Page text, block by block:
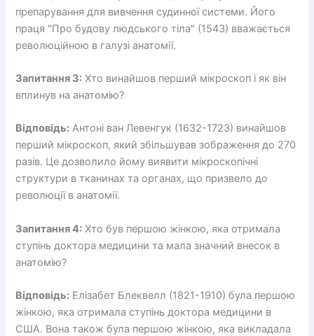
препарування для вивчення судинної системи. Його
праця "Про будову людського тіла" (1543) вважається
революційною в галузі анатомії.
Запитання 3: Хто винайшов перший мікроскоп і як він
вплинув на анатомію?
Відповідь: Антоні ван Левенгук (1632-1723) винайшов
перший мікроскоп, який збільшував зображення до 270
разів. Це дозволило йому виявити мікроскопічні
структури в тканинах та органах, що призвело до
революції в анатомії.
Запитання 4: Хто був першою жінкою, яка отримала
ступінь доктора медицини та мала значний внесок в
анатомію?
Відповідь: Елізабет Блеквелл (1821-1910) була першою
жінкою, яка отримала ступінь доктора медицини в
США. Вона також була першою жінкою, яка викладала